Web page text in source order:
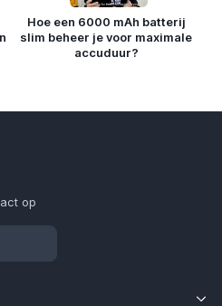
Hoe een 6000 mAh batterij
slim beheer je voor maximale
accuduur?
op